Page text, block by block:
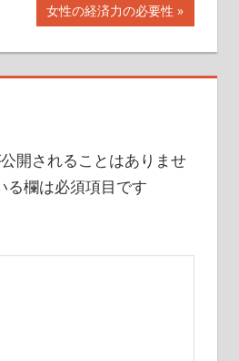
次
の
記
事:
女性の経済力の必要性
開されることはありませ
る欄は必須項目です